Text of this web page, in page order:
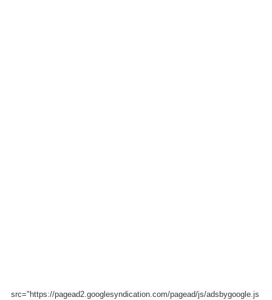
src="https://pagead2.googlesyndication.com/pagead/js/adsbygoogle.js